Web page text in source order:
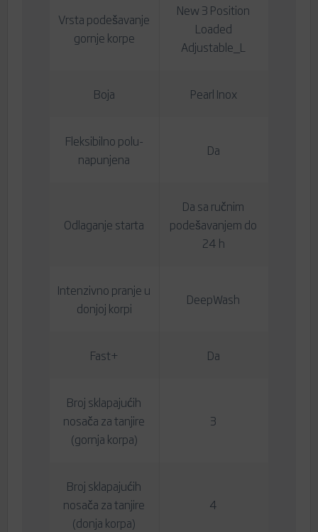
Vrsta podešavanje
gornje korpe
New 3 Position
Loaded
Adjustable_L
Boja Pearl Inox
Fleksibilno polu-
napunjena
Da
Odlaganje starta
Da sa ručnim
podešavanjem do
24 h
Intenzivno pranje u
donjoj korpi
DeepWash
Fast+ Da
Broj sklapajućih
nosača za tanjire
(gornja korpa)
3
Broj sklapajućih
nosača za tanjire
(donja korpa)
4